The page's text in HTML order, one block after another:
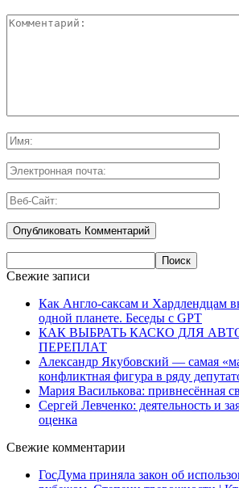
Свежие записи
Как Англо-саксам и Хардлендцам
одной планете. Беседы с GPT
КАК ВЫБРАТЬ КАСКО ДЛЯ
ПЕРЕПЛАТ
Александр Якубовский — самая
конфликтная фигура в ряду
Мария Василькова: привнесённая
Сергей Левченко: деятельность и
оценка
Свежие комментарии
ГосДума приняла закон об